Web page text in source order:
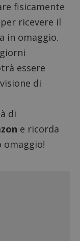
fisicamente
ricevere il
in omaggio.
essere
di
di
e ricorda
omaggio!